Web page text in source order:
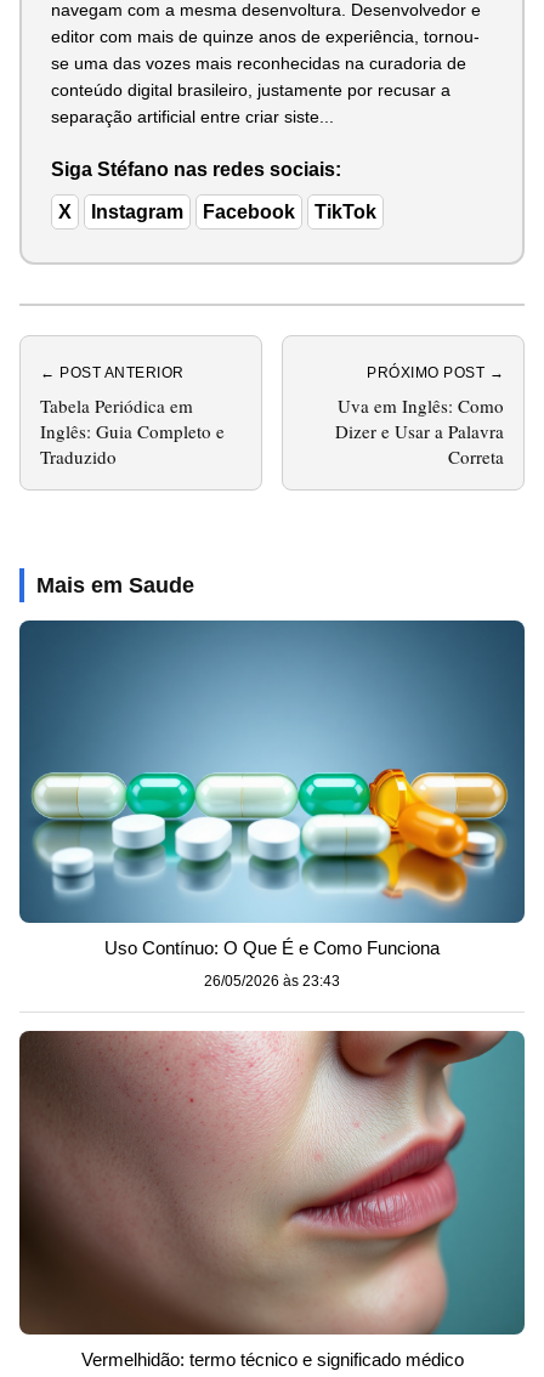
navegam com a mesma desenvoltura. Desenvolvedor e
editor com mais de quinze anos de experiência, tornou-
se uma das vozes mais reconhecidas na curadoria de
conteúdo digital brasileiro, justamente por recusar a
separação artificial entre criar siste...
Siga Stéfano nas redes sociais:
X Instagram Facebook TikTok
← POST ANTERIOR
Tabela Periódica em
Inglês: Guia Completo e
Traduzido
PRÓXIMO POST →
Uva em Inglês: Como
Dizer e Usar a Palavra
Correta
Mais em Saude
Uso Contínuo: O Que É e Como Funciona
26/05/2026 às 23:43
Vermelhidão: termo técnico e significado médico